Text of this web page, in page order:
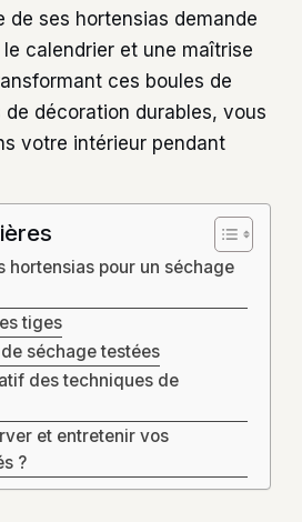
de ses hortensias demande
calendrier et une maîtrise
ces boules de
décoration durables, vous
votre intérieur pendant
hortensias pour un séchage
tiges
séchage testées
des techniques de
et entretenir vos
?